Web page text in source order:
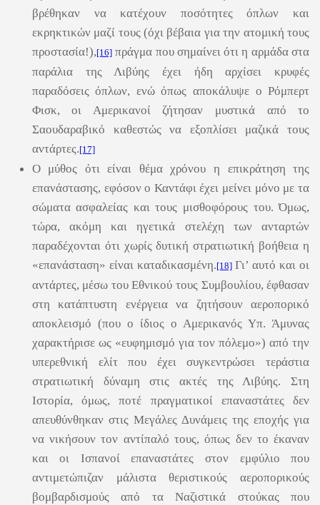
βρέθηκαν να κατέχουν ποσότητες όπλων και
εκρηκτικών μαζί τους (όχι βέβαια για την ατομική τους
προστασία!),[16]πράγμα που σημαίνει ότι η αρμάδα στα
παράλια της Λιβύης έχει ήδη αρχίσει κρυφές
παραδόσεις όπλων, ενώ όπως αποκάλυψε ο Ρόμπερτ
Φισκ, οι Αμερικανοί ζήτησαν μυστικά από το
Σαουδαραβικό καθεστώς να εξοπλίσει μαζικά τους
αντάρτες.[17]
Ο μύθος ότι είναι θέμα χρόνου η επικράτηση της
επανάστασης, εφόσον ο Καντάφι έχει μείνει μόνο με τα
σώματα ασφαλείας και τους μισθοφόρους του. Όμως,
τώρα, ακόμη και ηγετικά στελέχη των ανταρτών
παραδέχονται ότι χωρίς δυτική στρατιωτική βοήθεια η
«επανάσταση» είναι καταδικασμένη.[18]Γι’ αυτό και οι
αντάρτες, μέσω τoυ Εθνικού τους Συμβουλίου, έφθασαν
στη κατάπτυστη ενέργεια να ζητήσουν αεροπορικό
αποκλεισμό (που ο ίδιος ο Αμερικανός Υπ. Άμυνας
χαρακτήρισε ως «ευφημισμό για τον πόλεμο») από την
υπερεθνική ελίτ που έχει συγκεντρώσει τεράστια
στρατιωτική δύναμη στις ακτές της Λιβύης. Στη
Ιστορία, όμως, ποτέ πραγματικοί επαναστάτες δεν
απευθύνθηκαν στις Μεγάλες Δυνάμεις της εποχής για
να νικήσουν τον αντίπαλό τους, όπως δεν το έκαναν
και οι Ισπανοί επαναστάτες στον εμφύλιο που
αντιμετώπιζαν μάλιστα θεριστικούς αεροπορικούς
βομβαρδισμούς από τα Ναζιστικά στούκας που